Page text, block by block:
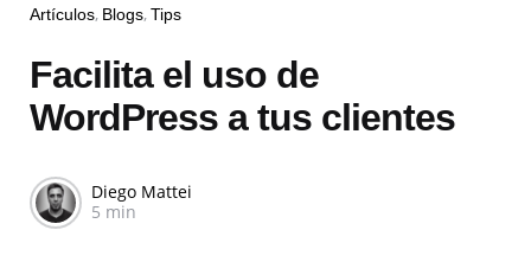
Artículos Blogs Tips
Facilita el uso de
WordPress a tus clientes
Diego Mattei
5 min